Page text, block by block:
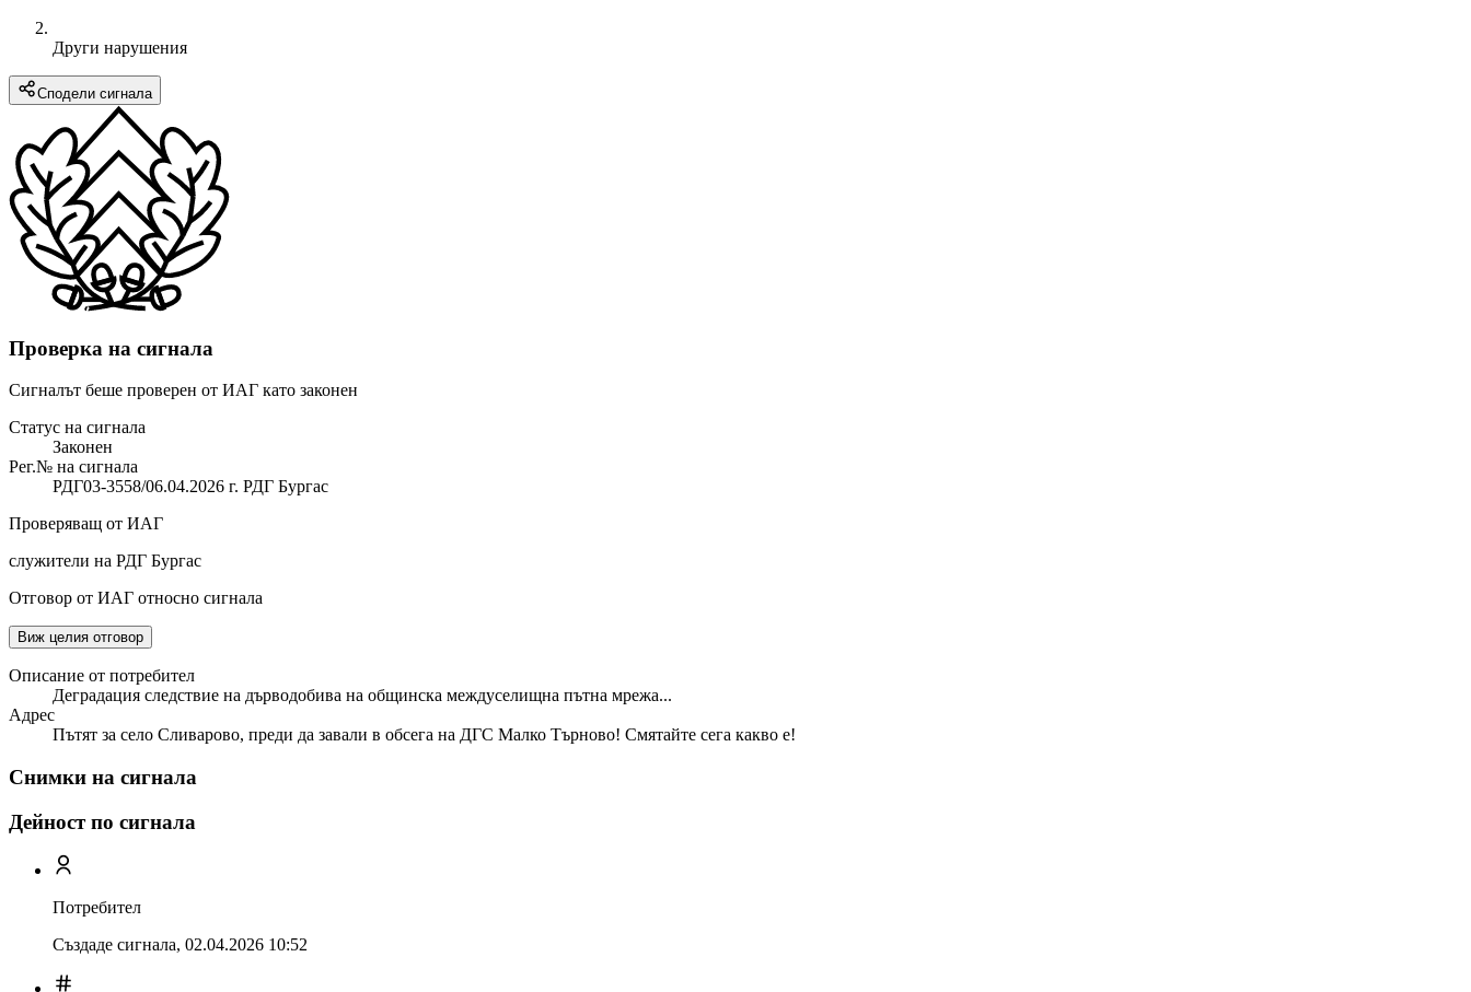
Други нарушения
Сподели сигнала
Проверка на сигнала
Сигналът беше проверен от ИАГ като законен
Статус на сигнала
Законен
Рег.№ на сигнала
РДГ03-3558/06.04.2026 г. РДГ Бургас
Проверяващ от ИАГ
служители на РДГ Бургас
Отговор от ИАГ относно сигнала
Виж целия отговор
Описание от потребител
Деградация следствие на дърводобива на общинска междуселищна пътна мрежа...
Адрес
Пътят за село Сливарово, преди да завали в обсега на ДГС Малко Търново! Смятайте сега какво е!
Снимки на сигнала
Дейност по сигнала
Потребител
Създаде сигнала, 02.04.2026 10:52